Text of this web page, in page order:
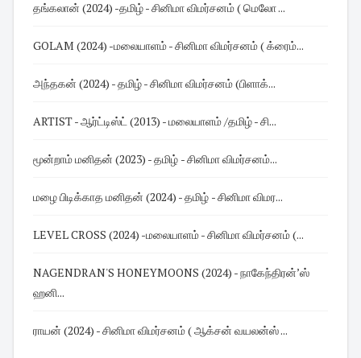
தங்கலான் (2024) -தமிழ் - சினிமா விமர்சனம் ( மெலோ ...
GOLAM (2024) -மலையாளம் - சினிமா விமர்சனம் ( க்ரைம்...
அந்தகன் (2024) - தமிழ் - சினிமா விமர்சனம் (பிளாக்...
ARTIST - ஆர்ட்டிஸ்ட் (2013) - மலையாளம் /தமிழ் - சி...
மூன்றாம் மனிதன் (2023) - தமிழ் - சினிமா விமர்சனம்...
மழை பிடிக்காத மனிதன் (2024) - தமிழ் - சினிமா விமர...
LEVEL CROSS (2024) -மலையாளம் - சினிமா விமர்சனம் (...
NAGENDRAN'S HONEYMOONS (2024) - நாகேந்திரன்’ஸ்
ஹனி...
ராயன் (2024) - சினிமா விமர்சனம் ( ஆக்சன் வயலன்ஸ் ...